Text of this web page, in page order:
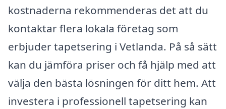
kostnaderna rekommenderas det att du
kontaktar flera lokala företag som
erbjuder tapetsering i Vetlanda. På så sätt
kan du jämföra priser och få hjälp med att
välja den bästa lösningen för ditt hem. Att
investera i professionell tapetsering kan